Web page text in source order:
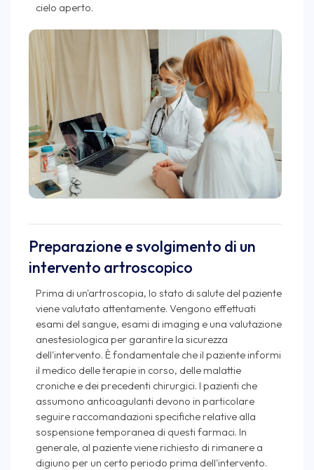
cielo aperto.
Preparazione e svolgimento di un
intervento artroscopico
Prima di un'artroscopia, lo stato di salute del paziente
viene valutato attentamente. Vengono effettuati
esami del sangue, esami di imaging e una valutazione
anestesiologica per garantire la sicurezza
dell'intervento. È fondamentale che il paziente informi
il medico delle terapie in corso, delle malattie
croniche e dei precedenti chirurgici. I pazienti che
assumono anticoagulanti devono in particolare
seguire raccomandazioni specifiche relative alla
sospensione temporanea di questi farmaci. In
generale, al paziente viene richiesto di rimanere a
digiuno per un certo periodo prima dell'intervento.